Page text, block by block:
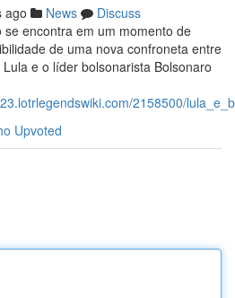
ago News
Discuss
encontra em um momento de
de uma nova confroneta entre
e o líder bolsonarista Bolsonaro
2158500/
Upvoted